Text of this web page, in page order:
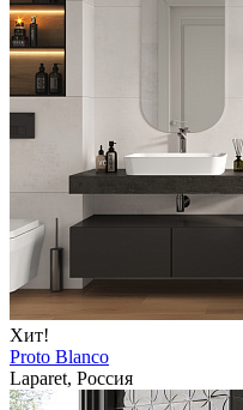
Хит!
Proto Blanco
Laparet, Россия